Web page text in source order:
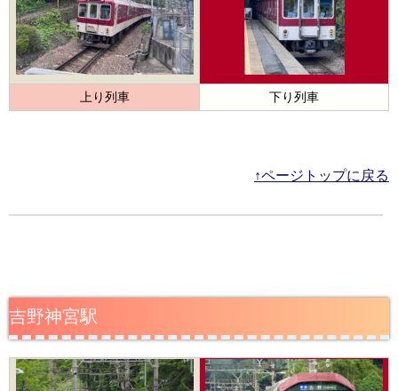
上り列車 下り列車
↑ページトップに戻る
吉野神宮駅